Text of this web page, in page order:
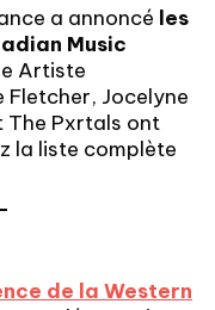
a annoncé les
Music
Artiste
Fletcher, Jocelyne
The Pxrtals ont
la liste complète
de la Western